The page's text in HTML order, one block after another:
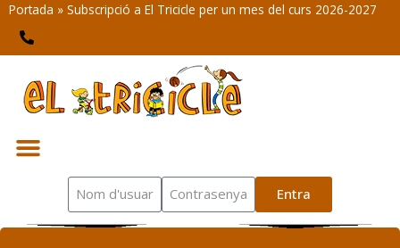
Portada » Subscripció a El Tricicle per un mes del curs 2026-2027
Entra